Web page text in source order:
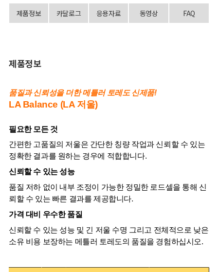
제품정보 카달로그 응용자료 동영상 FAQ
제품정보
품질과 신뢰성을 더한 메틀러 토레도 신제품!
LA Balance (LA 저울)
필요한 모든 것
간편한 고품질의 저울은 간단한 칭량 작업과 신뢰할 수 있는
정확한 결과를 원하는 경우에 적합합니다.
신뢰할 수 있는 성능
품질 저하 없이 내부 조정이 가능한 정밀한 로드셀을 통해 신
뢰할 수 있는 빠른 결과를 제공합니다.
가격 대비 우수한 품질
신뢰할 수 있는 성능 및 긴 저울 수명 그리고 전체적으로 낮은
소유 비용 보장하는 메틀러 토레도의 품질을 경험하십시오.